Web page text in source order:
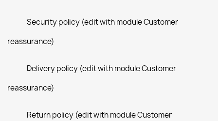
Security policy (edit with module Customer
reassurance)
Delivery policy (edit with module Customer
reassurance)
Return policy (edit with module Customer